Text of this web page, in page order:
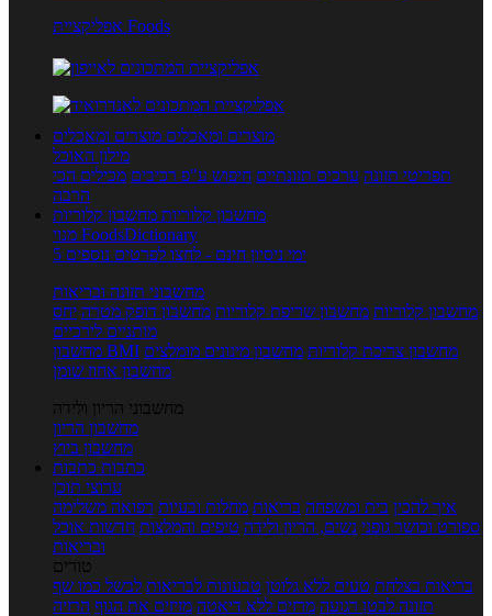
אפליקציית Foods
מוצרים ומאכלים מוצרים ומאכלים
מילון האוכל
תפריטי תזונה ערכים תזונתיים חיפוש ע"פ רכיבים מכילים הכי
הרבה
מחשבון קלוריות מחשבון קלוריות
מנוי FoodsDictionary
5 ימי ניסיון חינם - לחצו לפרטים נוספים
מחשבוני תזונה ובריאות
מחשבון קלוריות מחשבון שריפת קלוריות מחשבון דופק מטרה יחס
מותניים לירכיים
מחשבון BMI
מחשבון צריכת קלוריות מחשבון מינונים מומלצים
מחשבון אחוז שומן
מחשבוני הריון ולידה
מחשבון הריון
מחשבון ביוץ
כתבות כתבות
ערוצי תוכן
איך להכין בית ומשפחה בריאות מחלות ובעיות רפואה משלימה
ספורט וכושר גופני נשים, הריון ולידה טיפים והמלצות חדשות אוכל
ובריאות
טורים
בריאות בצלחת טעים ללא גלוטן טבעונות לבריאות לבשל כמו שף
תזונה לבטן רגועה מרזים ללא דיאטה מזיזים את הגוף הרזיה